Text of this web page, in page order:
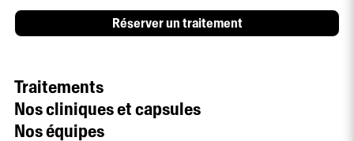
Réserver un traitement
Traitements
Nos cliniques et capsules
Nos équipes